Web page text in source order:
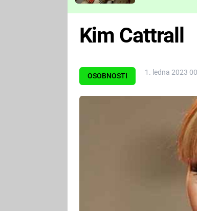
nejvíc zvednou
OSOBNOSTI 1. ledna 2023
Kim Cattrall